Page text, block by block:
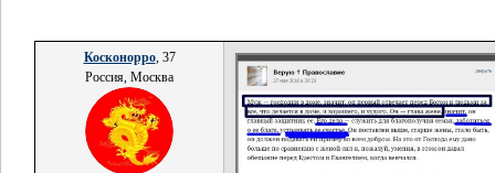
Косконорро, 37
Россия, Москва